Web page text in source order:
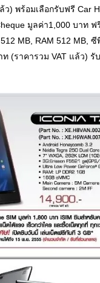
พร้อมเลือกรับฟรี Car
มูลค่า1,000 บาท ฟ
MB, RAM 512 MB,
(ราคารวม VAT แล้ว)